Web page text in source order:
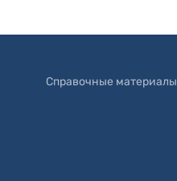
Справочные материалы